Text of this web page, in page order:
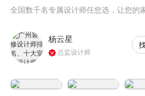
全国数千名专属设计师任您选，让您的
杨云星
总监设计师